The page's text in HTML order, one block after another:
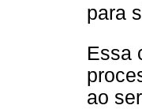
para
Essa
ao